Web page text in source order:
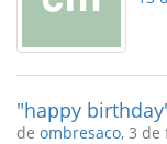
"happy
de ombresaco, 3 de